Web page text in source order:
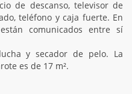
de descanso, televisor de
teléfono y caja fuerte. En
comunicados entre sí
y secador de pelo. La
es de 17 m².